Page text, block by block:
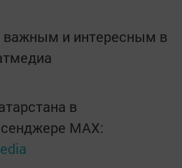
и интересным в
в
MАХ: